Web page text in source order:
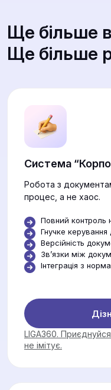
Ще більше
Ще більше
Система
Робота з
процес, а не хаос.
Повний контроль
Гнучке
Версійність
Звʼязки між
Інтеграція з
LIGA360.
не імітує.